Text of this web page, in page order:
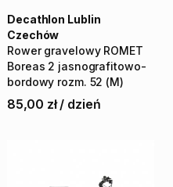
Rower gravelowy ROMET
Boreas 2 jasnografitowo-
bordowy rozm. 52 (M)
Decathlon Lublin
Czechów
85,00 zł / dzień